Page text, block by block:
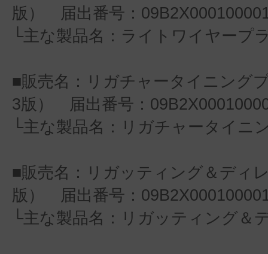
版） 届出番号：
└主な製品名：ライトワイヤープ
■販売名：リガチャータイニング
3版） 届出番号：
└主な製品名：リガチャータイニ
■販売名：リガッティング＆ディ
版） 届出番号：
└主な製品名：リガッティング＆